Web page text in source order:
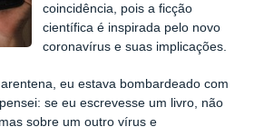
coincidência, pois a ficção
científica é inspirada pelo novo
coronavírus e suas implicações.
eu estava bombardeado com
se eu escrevesse um livro, não
sobre um outro vírus e